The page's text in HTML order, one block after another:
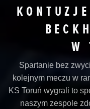
W
Spartanie bez
kolejnym meczu w
KS Toruń wygrali to
naszym zespole